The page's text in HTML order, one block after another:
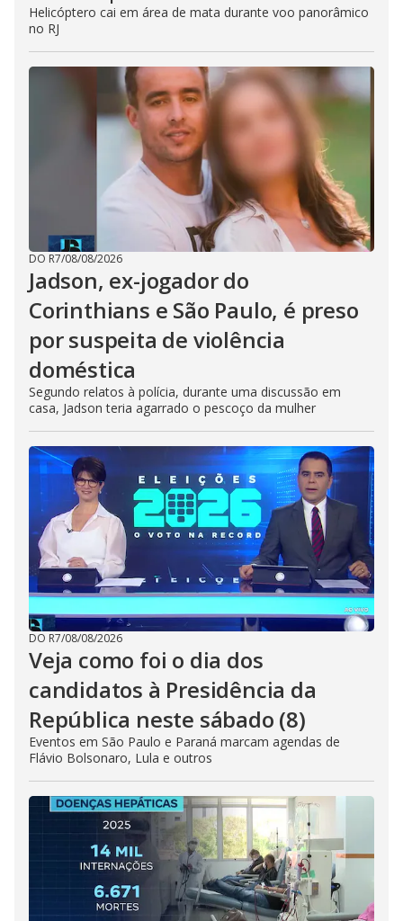
Helicóptero cai em área de mata durante voo panorâmico
no RJ
DO R7/08/08/2026
Jadson, ex-jogador do
Corinthians e São Paulo, é preso
por suspeita de violência
doméstica
Segundo relatos à polícia, durante uma discussão em
casa, Jadson teria agarrado o pescoço da mulher
DO R7/08/08/2026
Veja como foi o dia dos
candidatos à Presidência da
República neste sábado (8)
Eventos em São Paulo e Paraná marcam agendas de
Flávio Bolsonaro, Lula e outros